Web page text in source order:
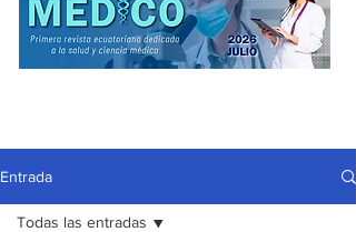
Entrada
Todas las entradas